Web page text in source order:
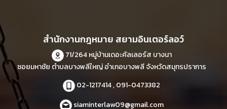
สำนักงานกฎหมาย สยามอินเตอร์ลอว์
71/264 หมู่บ้านเดอะคัลเลอร์ส บางนา
ซอยมหาชัย ตำบลบางพลีใหญ่ อำเภอบางพลี จังหวัดสมุทรปราการ
02-1217414 , 091-0473382
siaminterlaw09@gmail.com